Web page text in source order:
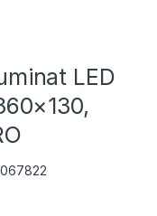
LED